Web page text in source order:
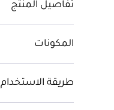
تفاصيل المنتج
المكونات
طريقة الاستخدام